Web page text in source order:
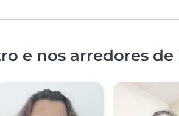
e nos arredores de